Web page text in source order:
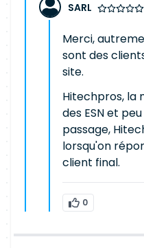
SARL
Merci,
sont des
site.
Hitechpros, la
des ESN et
passage,
lorsqu'on
client final.
0